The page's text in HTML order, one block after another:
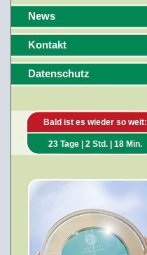
News
Kontakt
Datenschutz
Bald ist es wieder so weit:
23 Tage | 2 Std. | 18 Min.